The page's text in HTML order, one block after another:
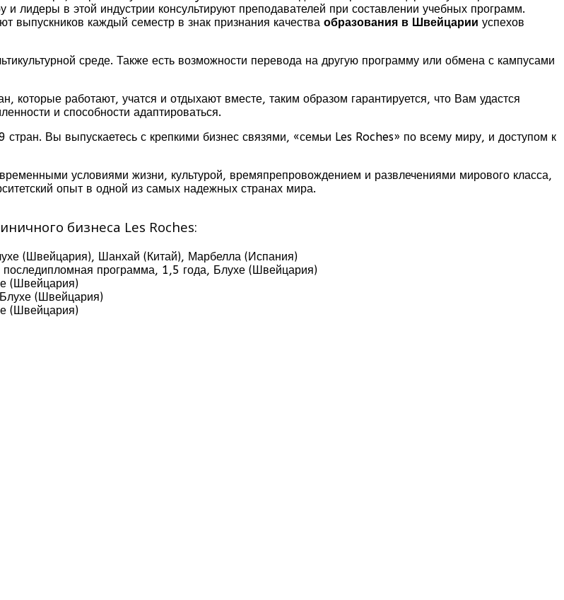
лидеры в этой индустрии консультируют преподавателей при составлении учебных программ.
каждый семестр в знак признания качества образования в Швейцарии успехов
среде. Также есть возможности перевода на другую программу или обмена с кампусами
которые работают, учатся и отдыхают вместе, таким образом гарантируется, что Вам удастся
и способности адаптироваться.
Вы выпускаетесь с крепкими бизнес связями, «семьи Les Roches» по всему миру, и доступом к
условиями жизни, культурой, времяпрепровождением и развлечениями мирового класса,
опыт в одной из самых надежных странах мира.
бизнеса Les Roches:
(Швейцария), Шанхай (Китай), Марбелла (Испания)
программа, 1,5 года, Блухе (Швейцария)
(Швейцария)
(Швейцария)
(Швейцария)